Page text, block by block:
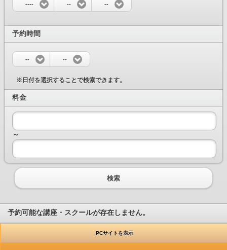
---- -- --
予約時間
-- --
※日付を選択することで検索できます。
料金
～
検索
予約可能な講座・スクールが存在しません。
PCサイトを表示